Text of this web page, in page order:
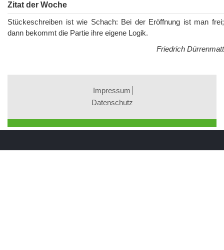
Zitat der Woche
Stückeschreiben ist wie Schach: Bei der Eröffnung ist man frei;
dann bekommt die Partie ihre eigene Logik.
Friedrich Dürrenmatt
Impressum
Datenschutz